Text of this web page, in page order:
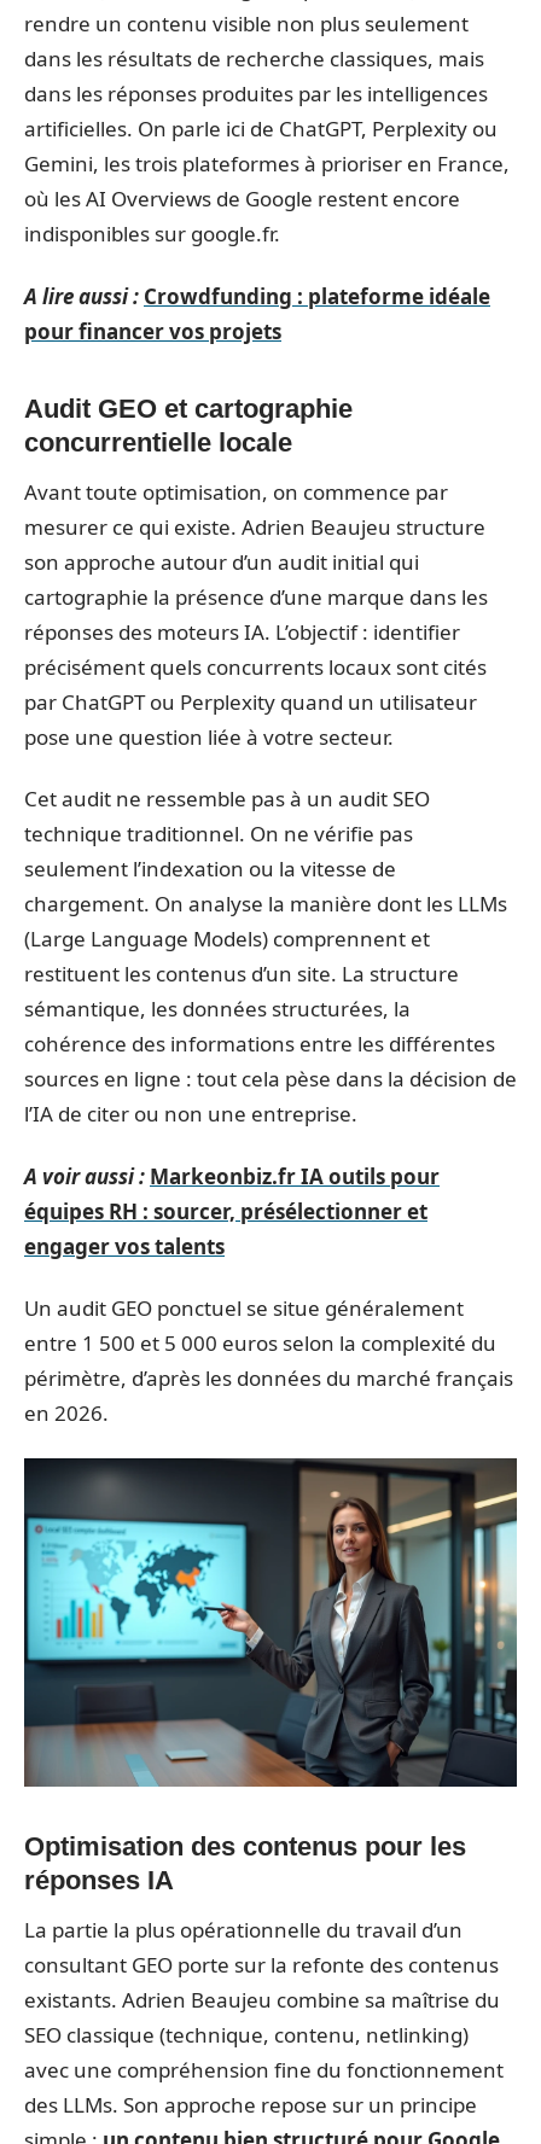
rendre un contenu visible non plus seulement
dans les résultats de recherche classiques, mais
dans les réponses produites par les intelligences
artificielles. On parle ici de ChatGPT, Perplexity ou
Gemini, les trois plateformes à prioriser en France,
où les AI Overviews de Google restent encore
indisponibles sur google.fr.
A lire aussi : Crowdfunding : plateforme idéale
pour financer vos projets
Audit GEO et cartographie
concurrentielle locale
Avant toute optimisation, on commence par
mesurer ce qui existe. Adrien Beaujeu structure
son approche autour d’un audit initial qui
cartographie la présence d’une marque dans les
réponses des moteurs IA. L’objectif : identifier
précisément quels concurrents locaux sont cités
par ChatGPT ou Perplexity quand un utilisateur
pose une question liée à votre secteur.
Cet audit ne ressemble pas à un audit SEO
technique traditionnel. On ne vérifie pas
seulement l’indexation ou la vitesse de
chargement. On analyse la manière dont les LLMs
(Large Language Models) comprennent et
restituent les contenus d’un site. La structure
sémantique, les données structurées, la
cohérence des informations entre les différentes
sources en ligne : tout cela pèse dans la décision de
l’IA de citer ou non une entreprise.
A voir aussi : Markeonbiz.fr IA outils pour
équipes RH : sourcer, présélectionner et
engager vos talents
Un audit GEO ponctuel se situe généralement
entre 1 500 et 5 000 euros selon la complexité du
périmètre, d’après les données du marché français
en 2026.
Optimisation des contenus pour les
réponses IA
La partie la plus opérationnelle du travail d’un
consultant GEO porte sur la refonte des contenus
existants. Adrien Beaujeu combine sa maîtrise du
SEO classique (technique, contenu, netlinking)
avec une compréhension fine du fonctionnement
des LLMs. Son approche repose sur un principe